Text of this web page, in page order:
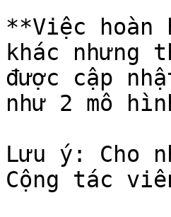
**Việc hoàn
khác nhưng
được cập
như 2 mô
Lưu ý: Cho
Cộng tác